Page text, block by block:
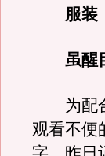
服装
虽醒目
为配合
观看不便